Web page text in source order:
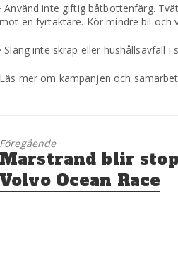
· Använd inte giftig båtbottenfärg.
mot en fyrtaktare. Kör mindre bil och
· Släng inte skräp eller hushållsavfall
Läs mer om kampanjen och
Föregående
Föregående
inlägg:
Marstrand blir
Volvo Ocean Race